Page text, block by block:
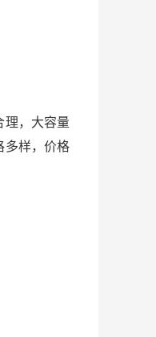
理，大容量
多样，价格